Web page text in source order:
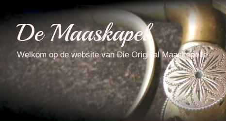
inhoudDe Maaskapel
Welkom op de website van Die Original Maaskapelle